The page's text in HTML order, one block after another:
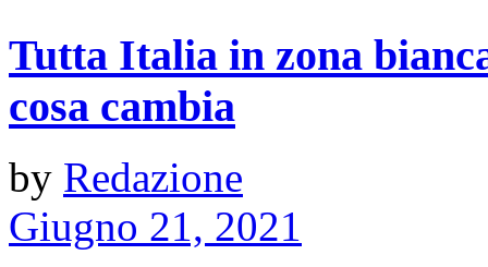
Tutta Italia in zona
cosa cambia
by Redazione
Giugno 21, 2021